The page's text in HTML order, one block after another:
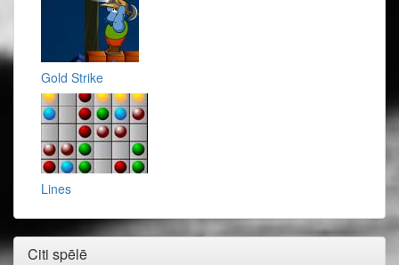
Gold Strike
Lines
Citi spēlē